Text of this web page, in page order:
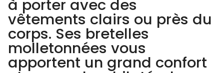
à porter avec des
vêtements clairs ou près du
corps. Ses bretelles
molletonnées vous
apportent un grand confort